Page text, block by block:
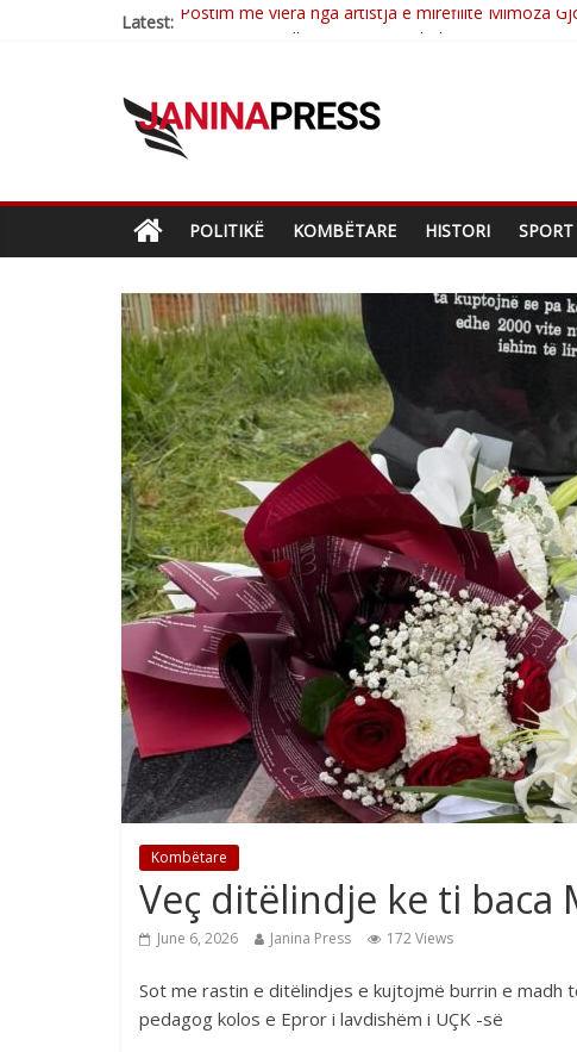
Latest: Nga poetja atdhetare Kumrie Shala -BOLL MO
Çlirimtari Mentor Mushkolaj nderohet me
Postim me vlera nga artistja e mirëfilltë Mimoza
POLITIKË KOMBËTARE HISTORI SPORT
Kombëtare
Veç ditëlindje ke ti baca
June 6, 2026 Janina Press 172 Views
Sot me rastin e ditëlindjes e kujtojmë burrin e madh
pedagog kolos e Epror i lavdishëm i UÇK -së